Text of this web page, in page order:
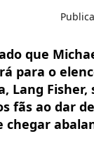
que
para o
Lang
fãs ao dar